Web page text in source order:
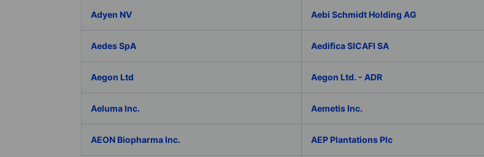
Adyen NV Aebi Schmidt Holding AG
Aedes SpA Aedifica SICAFI SA
Aegon Ltd Aegon Ltd. - ADR
Aeluma Inc. Aemetis Inc.
AEON Biopharma Inc. AEP Plantations Plc